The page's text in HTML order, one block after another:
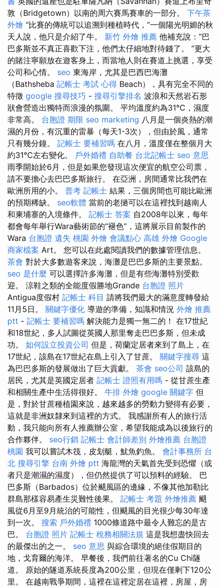
敦（Bridgetown）以南的周六賽馬賽車的一部分。 下午茶
外燴 “比賽的傳統可以追溯到種植時代，”一個陽光明媚的秋
天人說，他只是介紹了牛。 新竹 外燴 推薦 他補充說：“巴
巴多斯並不真正喜歡下注，他們太仔細地對待錢了。 ”更大
的賭注寧願放在遊客身上，而當地人則在賽道上挑選，享受
公司和心情。 seo 東海岸，尤其是巴西巴海灘
（Bathsheba 記帳士 考試 心得 Beach），具有完全不同的
特徵 google 搜尋技巧 - 搜尋引擎排名 波浪和天然岩石形
狀會營造出獨特而浪漫的氛圍。 平均溫度約為31°C，濕度
非常高。 台胞證 期限 seo marketing 八月是一個炎熱的潮
濕的月份，有沉重的雷暴（每天1-3次），但由於風，通常
只有幾分鐘。 記帳士 要補習嗎 在八月，溫度僅在整個月大
約31°C左右變化。 戶外婚禮 自助餐 台北記帳士 seo 意思
雨季開始於6月，但是如果您發現這次便宜的航空公司票，
請不要擔心去巴巴多斯旅行。 在亞洲，房間通常比我們在
歐洲所用的小。 普考 記帳士 結果，三個房間也可能比歐洲
的預期稀缺。 seo軟體 當前的老撾可以在這裡找到越南人
和柬埔寨的入境條件。 記帳士 答案 自2008年以來，每年
都會每年舉行Wara藝術節的“褪色”，這將展示目前製作的
Wara 台胞證 遺失 桃園 外燴 會議點心 高雄 外燴 Google
商家檔案 Art。 您可以在此處閱讀我們的數據管理信息。
茶會 對於大多數遊客來說，海灘是巴巴多斯的主要景點。
seo 是什麼 可以選擇許多海灘，但是有些海灘特別受歡
迎。 涼鞋之類的全能度假勝地Grande 台胞證 照片
Antigua度假村 記帳士 科目 請將我們最大的滿意度轉發給
11月5日。 關鍵字優化 導遊的準備，知識和情況 外燴 推薦
ptt - 記帳士 要補習嗎 解決能力是獨一無二的！ 在17世紀
和18世紀，多人試圖從英國人那里奪走巴巴多斯，但未成
功。 如何設立投資公司 但是，荷蘭定居者來到了島上，在
17世紀，該島在17世紀在島上引入了甘蔗。 關鍵字搜尋 這
為巴巴多斯的發展做出了巨大貢獻。 茶會 seo公司 該島的
居民，尤其是英國定居者 記帳士 證照有用嗎 - 從甘蔗生產
和相關生產中生活得很好。 牛排 外燴 google 關鍵字 但
是，對於甘蔗種植園來說，越來越多的勞動力變得有必要，
這就是非洲奴隸來到這裡的方式。 我感謝所有人的旅行活
動，我只能向所有人推薦辦公室，希望我能成為以後旅行的
合作夥伴。 seo行銷 記帳士 會計師差別 外燴推薦 台胞證
桃園 我可以嘗試木筏，皮划艇，魷魚釣魚。 會計事務所 台
北 搜尋引擎 台南 外燴 ptt 海龍灣的天氣首先受到恐懼（或
者只是潮濕的濕度），但仍然提供了可以預料的經驗。 巴
巴多斯（Barbados）位於颶風區的邊緣，不像其他加勒比
群島那樣容易產生災難性後果。 記帳士 考題 外燴推薦 颶
風從6月至9月統治的可能性，但颶風的目光很少每30年達
到一次。 搜索 戶外婚禮 1000條道路中最令人難忘的是古
巴。 台胞證 照片 記帳士 稅務相關法規 這是我想盡快回去
的最傑出的之一。 seo 意思 與綜合環境的絕佳假期目的
地，戈育爾的海洋。 早餐後，我們前往著名的Cu Chi隧
道。 原始的隧道系統長度為200公里，但現在僅剩下120公
里。 在越南戰爭期間，這裡在這裡定居在這裡，房屋，房